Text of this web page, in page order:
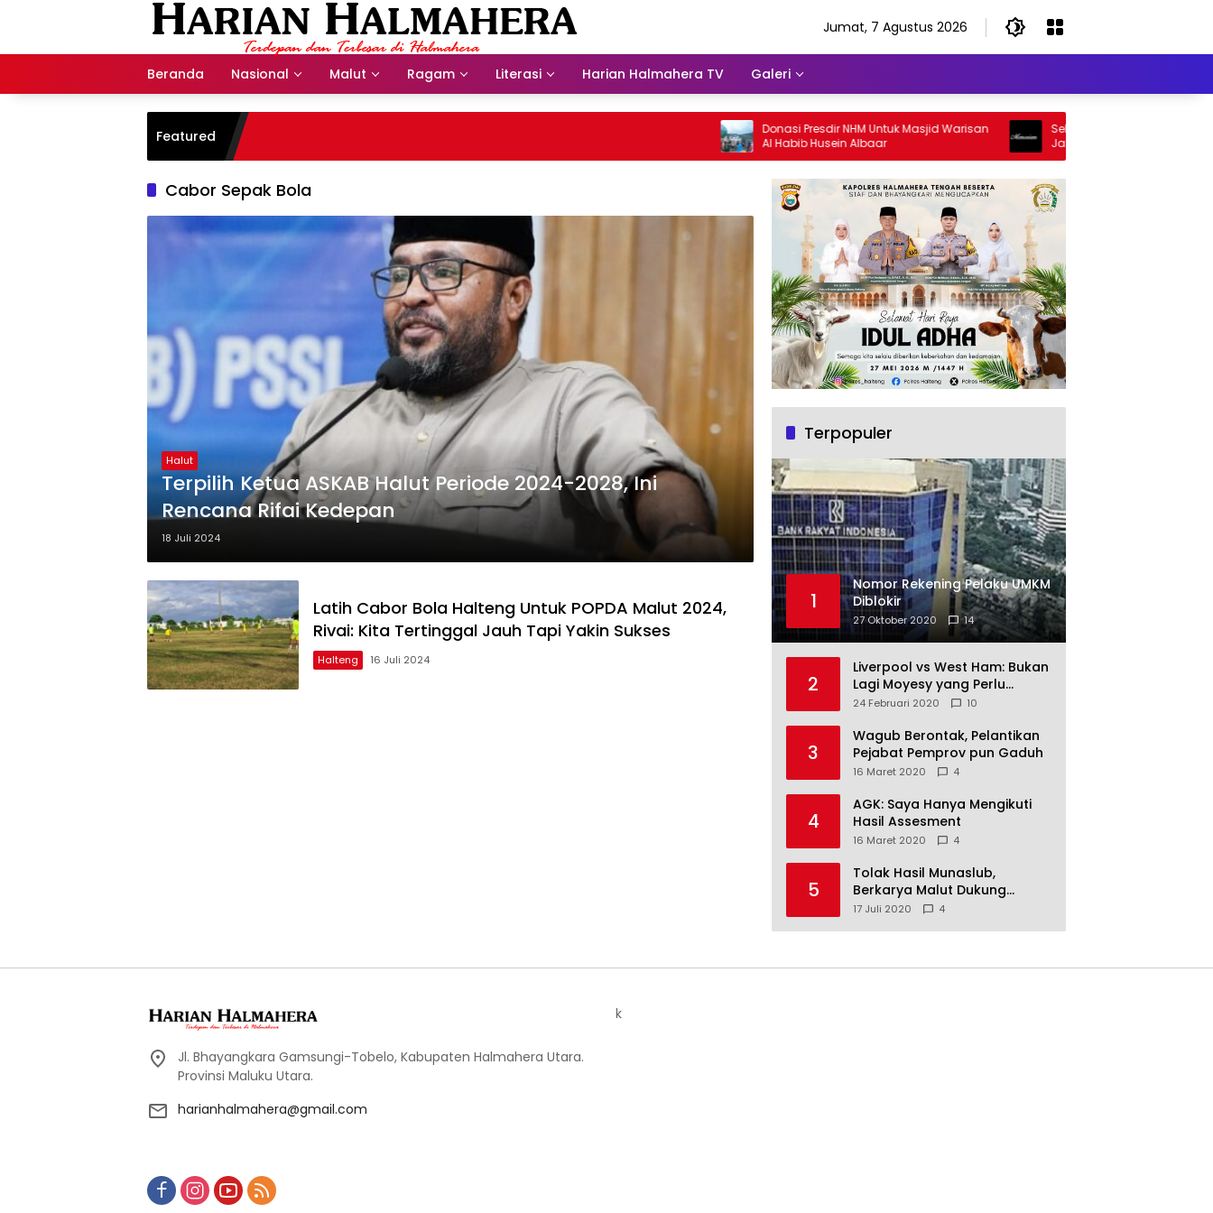
Jumat, 7 Agustus 2026
Beranda Nasional Malut Ragam Literasi Harian Halmahera TV Galeri
Featured
Donasi Presdir NHM Untuk Masjid Warisan
Al Habib Husein Albaar
Selamat Jalan Sang Inspirator,
Jalan Abangku Yuslam Idris
Cabor Sepak Bola
Halut
Terpilih Ketua ASKAB Halut Periode 2024-2028, Ini
Rencana Rifai Kedepan
18 Juli 2024
Latih Cabor Bola Halteng Untuk POPDA Malut 2024,
Rivai: Kita Tertinggal Jauh Tapi Yakin Sukses
Halteng 16 Juli 2024
Terpopuler
1
Nomor Rekening Pelaku UMKM
Diblokir
27 Oktober 2020 14
2
Liverpool vs West Ham: Bukan
Lagi Moyesy yang Perlu
Ditakuti
24 Februari 2020 10
3
Wagub Berontak, Pelantikan
Pejabat Pemprov pun Gaduh
16 Maret 2020 4
4
AGK: Saya Hanya Mengikuti
Hasil Assesment
16 Maret 2020 4
5
Tolak Hasil Munaslub,
Berkarya Malut Dukung
Tommy Soeharto
17 Juli 2020 4
Jl. Bhayangkara Gamsungi-Tobelo, Kabupaten Halmahera Utara.
Provinsi Maluku Utara.
harianhalmahera@gmail.com
k